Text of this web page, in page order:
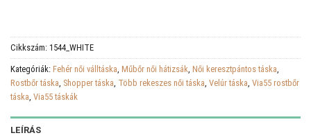
Cikkszám: 1544_WHITE
Kategóriák: Fehér női válltáska, Műbőr női hátizsák, Női keresztpántos táska,
Rostbőr táska, Shopper táska, Több rekeszes női táska, Velúr táska, Via55 rostbőr
táska, Via55 táskák
LEÍRÁS